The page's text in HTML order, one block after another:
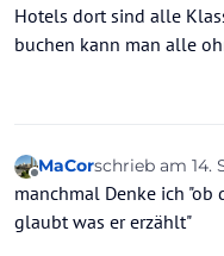
Hotels dort sind alle
buchen kann man alle
Offline
MaCorschrieb am 14.
zuletzt editiert
manchmal Denke ich "ob
glaubt was er erzählt"